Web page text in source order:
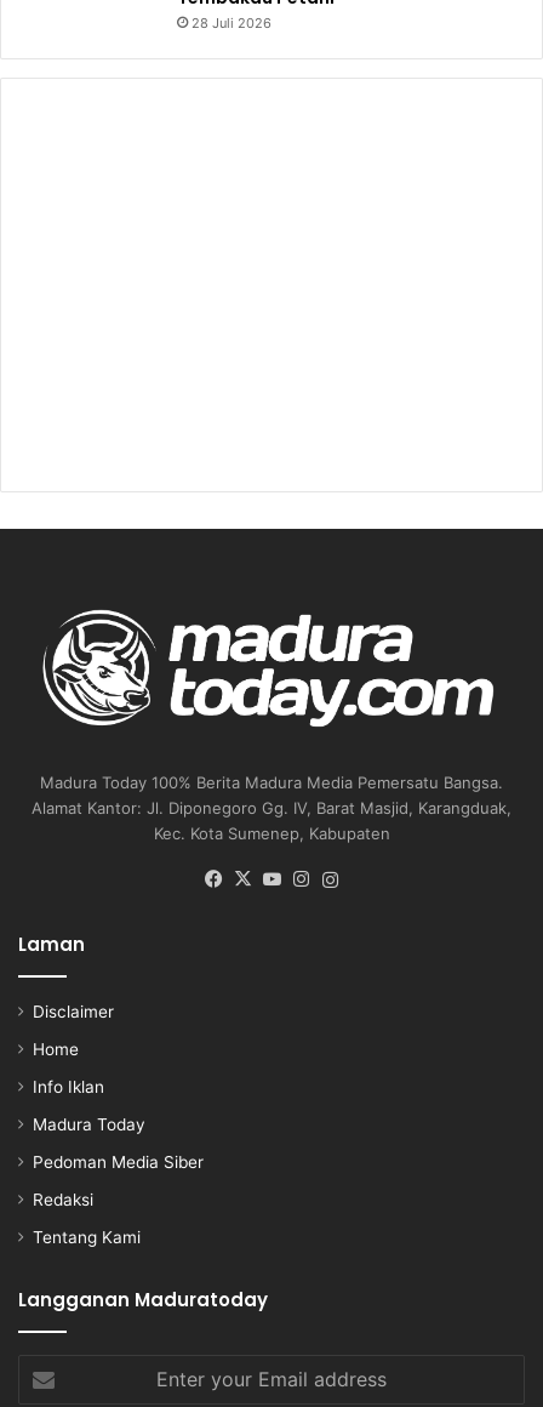
28 Juli 2026
Madura Today 100% Berita Madura Media Pemersatu Bangsa.
Alamat Kantor: Jl. Diponegoro Gg. IV, Barat Masjid, Karangduak,
Kec. Kota Sumenep, Kabupaten
Facebook
X YouTubeInstagram
Laman
Disclaimer
Home
Info Iklan
Madura Today
Pedoman Media Siber
Redaksi
Tentang Kami
Langganan Maduratoday
your